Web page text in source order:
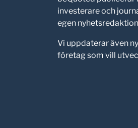
investerare och
egen
Vi uppdaterar även
företag som vill